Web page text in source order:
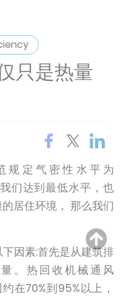
只是热量
规定气密性水平为
们达到最低水平，也
居住环境， 那么我们
因素:首先是从建筑排
。热回收机械通风
在70%到95%以上，